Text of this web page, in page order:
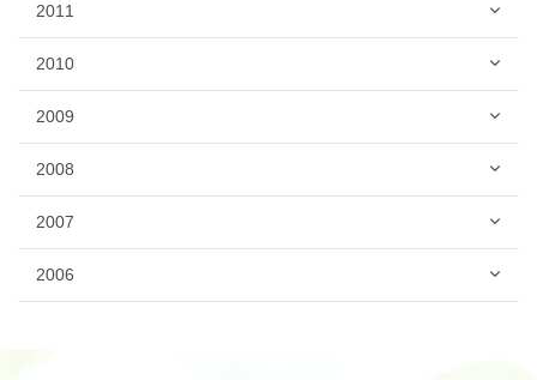
2011
2010
2009
2008
2007
2006